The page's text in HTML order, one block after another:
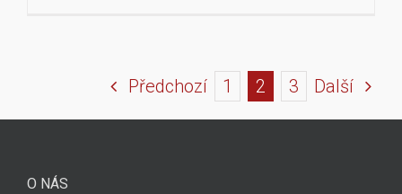
Předchozí 1 2 3 Další
O NÁS